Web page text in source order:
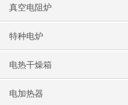
真空电阻炉
特种电炉
电热干燥箱
电加热器